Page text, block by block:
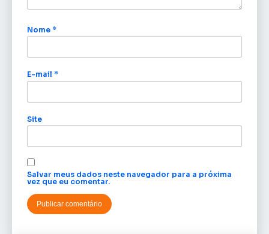
Nome *
E-mail *
Site
Salvar meus dados neste navegador para a próxima
vez que eu comentar.